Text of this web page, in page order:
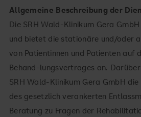
Allgemeine Beschreibung der
Die SRH Wald-Klinikum Gera
und bietet die stationäre und/oder
von Patientinnen und Patienten auf
Behand-lungsvertrages an.
SRH Wald-Klinikum Gera GmbH
des gesetzlich verankerten
Beratung zu Fragen der